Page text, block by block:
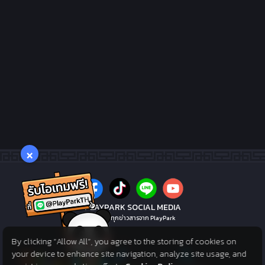
PLAYPARK SOCIAL MEDIA
ไม่พลาดทุกข่าวสารจาก PlayPark
×
By clicking “Allow All”, you agree to the storing of cookies on
your device to enhance site navigation, analyze site usage, and